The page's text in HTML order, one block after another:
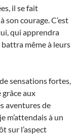
il se fait
son courage. C’est
qui apprendra
même à leurs
sensations fortes,
grâce aux
aventures de
m’attendais à un
sur l’aspect